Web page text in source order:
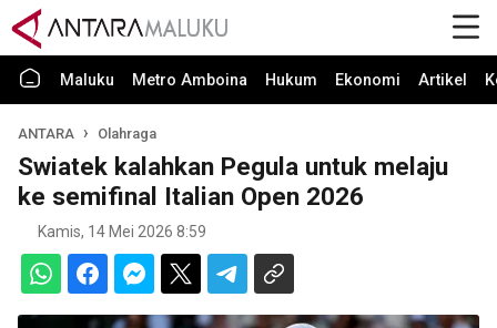
Maluku Metro Amboina Hukum Ekonomi Artikel
ANTARA Olahraga
Swiatek kalahkan Pegula untuk melaju
ke semifinal Italian Open 2026
Kamis, 14 Mei 2026 8:59